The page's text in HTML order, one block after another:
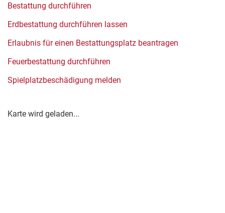
Bestattung durchführen
Erdbestattung durchführen lassen
Erlaubnis für einen Bestattungsplatz beantragen
Feuerbestattung durchführen
Spielplatzbeschädigung melden
Karte wird geladen...